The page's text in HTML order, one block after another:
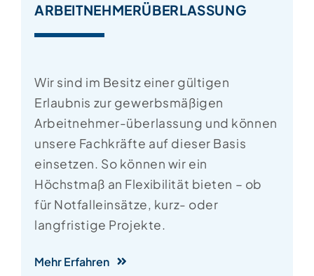
ARBEITNEHMERÜBERLASSUNG
Wir sind im Besitz einer gültigen
Erlaubnis zur gewerbsmäßigen
Arbeitnehmer-überlassung und können
unsere Fachkräfte auf dieser Basis
einsetzen. So können wir ein
Höchstmaß an Flexibilität bieten – ob
für Notfalleinsätze, kurz- oder
langfristige Projekte.
Mehr Erfahren